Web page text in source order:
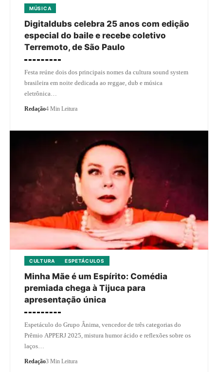
MÚSICA
Digitaldubs celebra 25 anos com edição
especial do baile e recebe coletivo
Terremoto, de São Paulo
Festa reúne dois dos principais nomes da cultura sound system
brasileira em noite dedicada ao reggae, dub e música
eletrônica…
Redação4 Min Leitura
CULTURA ESPETÁCULOS
Minha Mãe é um Espírito: Comédia
premiada chega à Tijuca para
apresentação única
Espetáculo do Grupo Ânima, vencedor de três categorias do
Prêmio APPERJ 2025, mistura humor ácido e reflexões sobre os
laços…
Redação3 Min Leitura